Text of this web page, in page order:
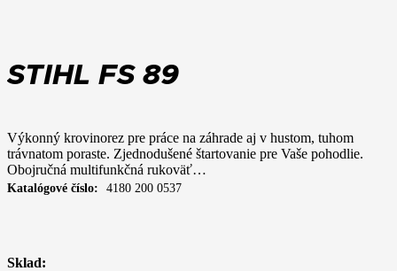
STIHL FS 89
Výkonný krovinorez pre práce na záhrade aj v hustom, tuhom
trávnatom poraste. Zjednodušené štartovanie pre Vaše pohodlie.
Obojručná multifunkčná rukoväť…
Katalógové číslo: 4180 200 0537
Sklad: